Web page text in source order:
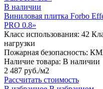
В наличии
Виниловая плитка Forbo
PRO 0.8»
Класс использования: 42
нагрузки
Пожарная безопасность:
Наличие товара: В наличии
2 487 руб./м2
Рассчитать стоимость